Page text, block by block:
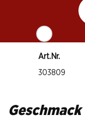
CO2-
Art.Nr.
303809
Geschmack